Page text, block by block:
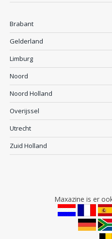
Brabant
Gelderland
Limburg
Noord
Noord Holland
Overijssel
Utrecht
Zuid Holland
Maxazine is er